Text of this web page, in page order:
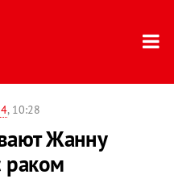
, 10:28
Жанну
раком